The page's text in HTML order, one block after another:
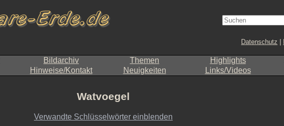
Datenschutz
Bildarchiv Themen Highlights
Hinweise/Kontakt Neuigkeiten Links/Videos
Watvoegel
Verwandte Schlüsselwörter einblenden